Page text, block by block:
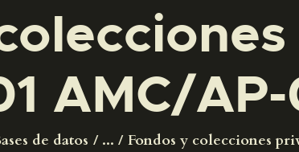
AMC/
de datos ... Fondos y colecciones
ESPAÑOL